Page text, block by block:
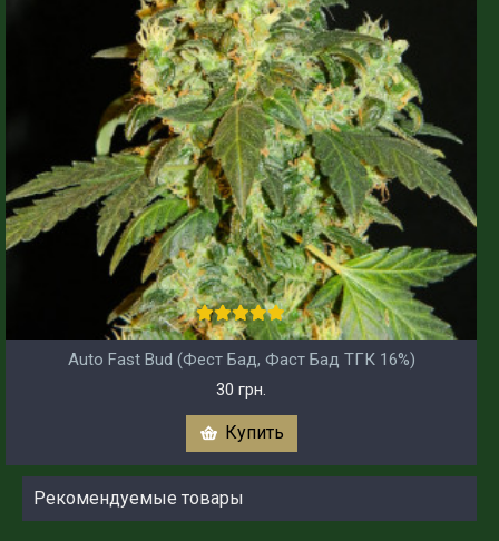
Auto Fast Bud (Фест Бад, Фаст Бад ТГК 16%)
30 грн.
Купить
Рекомендуемые товары